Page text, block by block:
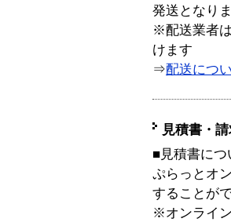
発送となりま
※配送業者
けます
⇒配送につ
見積書・
■見積書につ
ぷらっとオ
することが
※オンライ